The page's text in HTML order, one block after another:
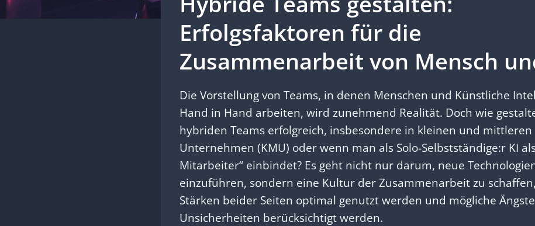
Erfolgsfaktoren für die
Zusammenarbeit von Mensch
Die Vorstellung von Teams, in denen Menschen und Künstliche
Hand in Hand arbeiten, wird zunehmend Realität. Doch wie
hybriden Teams erfolgreich, insbesondere in kleinen und mittleren
Unternehmen (KMU) oder wenn man als Solo-Selbstständige:r KI
Mitarbeiter“ einbindet? Es geht nicht nur darum, neue
einzuführen, sondern eine Kultur der Zusammenarbeit zu
Stärken beider Seiten optimal genutzt werden und mögliche
Unsicherheiten berücksichtigt werden.